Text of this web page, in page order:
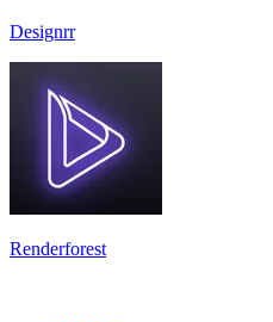
Designrr
Renderforest